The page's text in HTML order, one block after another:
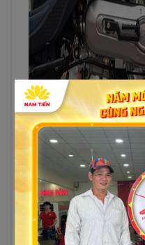
Shark sử dụng
trang bị hệ
không khí, và